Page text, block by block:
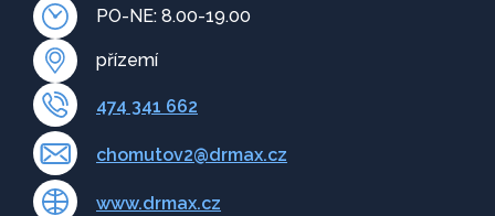
PO-NE: 8.00-19.00
přízemí
474 341 662
chomutov2@drmax.cz
www.drmax.cz